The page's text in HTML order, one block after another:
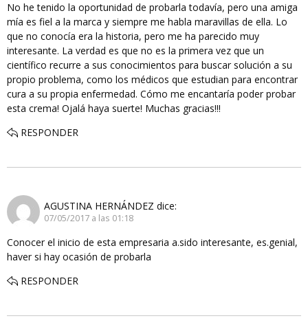
No he tenido la oportunidad de probarla todavía, pero una amiga
mía es fiel a la marca y siempre me habla maravillas de ella. Lo
que no conocía era la historia, pero me ha parecido muy
interesante. La verdad es que no es la primera vez que un
científico recurre a sus conocimientos para buscar solución a su
propio problema, como los médicos que estudian para encontrar
cura a su propia enfermedad. Cómo me encantaría poder probar
esta crema! Ojalá haya suerte! Muchas gracias!!!
RESPONDER
AGUSTINA HERNÁNDEZ dice:
07/05/2017 a las 01:18
Conocer el inicio de esta empresaria a.sido interesante, es.genial,
haver si hay ocasión de probarla
RESPONDER